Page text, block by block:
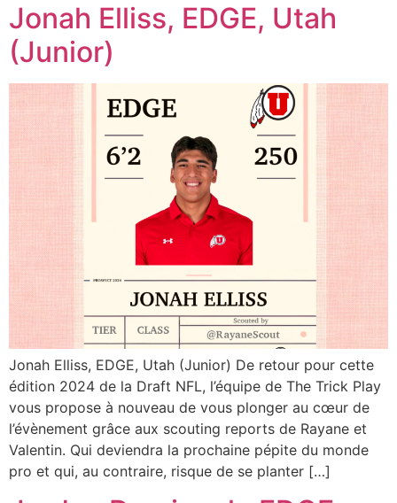
Jonah Elliss, EDGE, Utah
(Junior)
Jonah Elliss, EDGE, Utah (Junior) De retour pour cette
édition 2024 de la Draft NFL, l’équipe de The Trick Play
vous propose à nouveau de vous plonger au cœur de
l’évènement grâce aux scouting reports de Rayane et
Valentin. Qui deviendra la prochaine pépite du monde
pro et qui, au contraire, risque de se planter […]